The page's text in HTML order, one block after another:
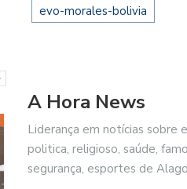
evo-morales-bolivia
A Hora News
Liderança em notícias sobre
politica, religioso, saúde,
segurança, esportes de